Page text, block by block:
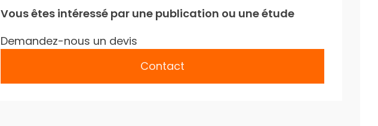
Vous êtes intéressé par une publication ou une étude
Demandez-nous un devis
Contact